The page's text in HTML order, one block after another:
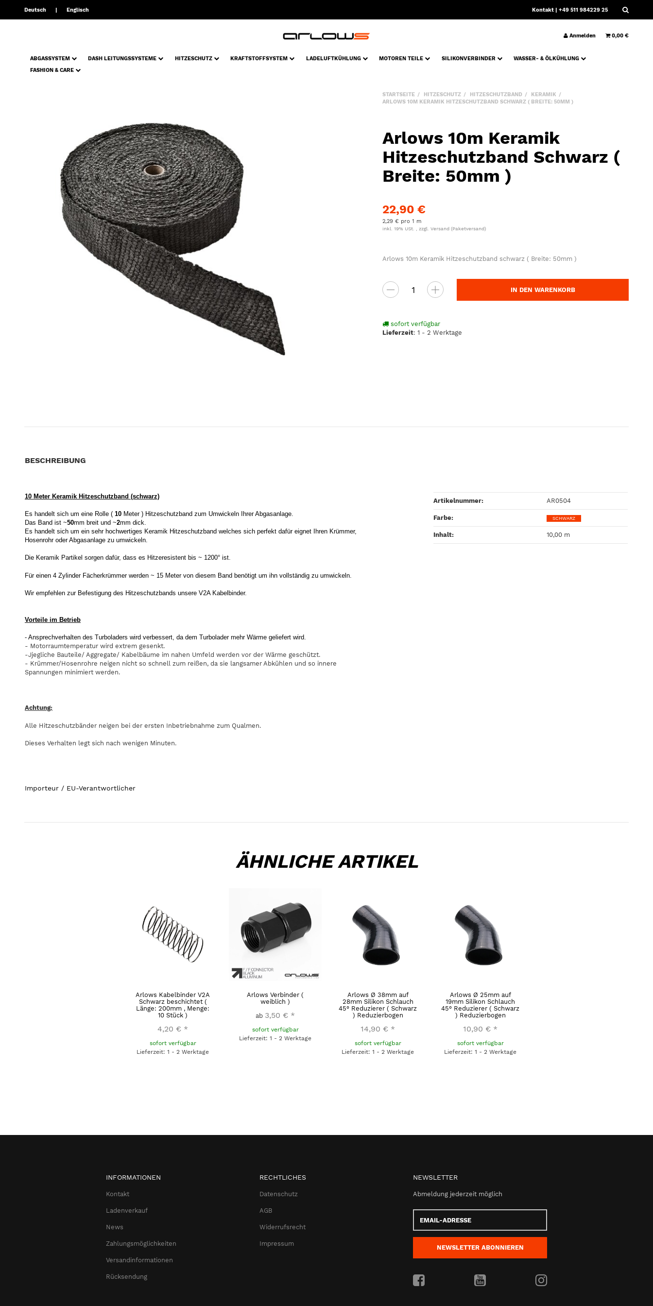
Deutsch Englisch Kontakt | +49 511 984229 25
Anmelden 0,00 €
ABGASSYSTEM DASH LEITUNGSSYSTEME HITZESCHUTZ KRAFTSTOFFSYSTEM LADELUFTKÜHLUNG MOTOREN TEILE SILIKONVERBINDER
WASSER- & ÖLKÜHLUNG
FASHION & CARE
STARTSEITE HITZESCHUTZ HITZESCHUTZBAND
KERAMIK
ARLOWS 10M KERAMIK HITZESCHUTZBAND SCHWARZ ( BREITE: 50MM )
Arlows 10m Keramik
Hitzeschutzband Schwarz (
Breite: 50mm )
22,90 €
2,29 € pro 1 m
inkl. 19% USt. , zzgl.Versand(Paketversand)
Arlows 10m Keramik Hitzeschutzband schwarz ( Breite: 50mm )
IN DEN WARENKORB
sofort verfügbar
Lieferzeit:1 - 2 Werktage
BESCHREIBUNG
10 Meter Keramik Hitzeschutzband (schwarz)
Es handelt sich um eine Rolle ( 10 Meter ) Hitzeschutzband zum Umwickeln Ihrer Abgasanlage.
Das Band ist ~50mm breit und ~2mm dick.
Es handelt sich um ein sehr hochwertiges Keramik Hitzeschutzband welches sich perfekt dafür eignet Ihren Krümmer,
Hosenrohr oder Abgasanlage zu umwickeln.
Die Keramik Partikel sorgen dafür, dass es Hitzeresistent bis ~ 1200° ist.
Für einen 4 Zylinder Fächerkrümmer werden ~ 15 Meter von diesem Band benötigt um ihn vollständig zu umwickeln.
Wir empfehlen zur Befestigung des Hitzeschutzbands unsere V2A Kabelbinder.
Vorteile im Betrieb
- Ansprechverhalten des Turboladers wird verbessert, da dem Turbolader mehr Wärme geliefert wird.
- Motorraumtemperatur wird extrem gesenkt.
-Jjegliche Bauteile/ Aggregate/ Kabelbäume im nahen Umfeld werden vor der Wärme geschützt.
- Krümmer/Hosenrohre neigen nicht so schnell zum reißen, da sie langsamer Abkühlen und so innere
Spannungen minimiert werden.
Achtung:
Alle Hitzeschutzbänder neigen bei der ersten Inbetriebnahme zum Qualmen.
Dieses Verhalten legt sich nach wenigen Minuten.
Artikelnummer: AR0504
Farbe‍: SCHWARZ
Inhalt‍: 10,00 m
Importeur / EU-Verantwortlicher
ÄHNLICHE ARTIKEL
Arlows Kabelbinder V2A
Schwarz beschichtet (
Länge: 200mm , Menge:
10 Stück )
4,20 € *
sofort verfügbar
Lieferzeit: 1 - 2 Werktage
Arlows Verbinder (
weiblich )
ab 3,50 € *
sofort verfügbar
Lieferzeit: 1 - 2 Werktage
Arlows Ø 38mm auf
28mm Silikon Schlauch
45° Reduzierer ( Schwarz
) Reduzierbogen
14,90 € *
sofort verfügbar
Lieferzeit: 1 - 2 Werktage
Arlows Ø 25mm auf
19mm Silikon Schlauch
45° Reduzierer ( Schwarz
) Reduzierbogen
10,90 € *
sofort verfügbar
Lieferzeit: 1 - 2 Werktage
INFORMATIONEN
Kontakt
Ladenverkauf
News
Zahlungsmöglichkeiten
Versandinformationen
Rücksendung
RECHTLICHES
Datenschutz
AGB
Widerrufsrecht
Impressum
NEWSLETTER
Abmeldung jederzeit möglich
Adresse
NEWSLETTER ABONNIEREN